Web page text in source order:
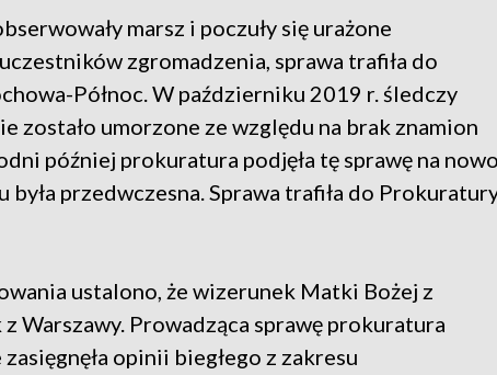
marsz i poczuły się urażone
zgromadzenia, sprawa trafiła do
Północ. W październiku 2019 r. śledczy
zostało umorzone ze względu na brak znamion
później prokuratura podjęła tę sprawę na
była przedwczesna. Sprawa trafiła do
ustalono, że wizerunek Matki Bożej z
Warszawy. Prowadząca sprawę prokuratura
opinii biegłego z zakresu